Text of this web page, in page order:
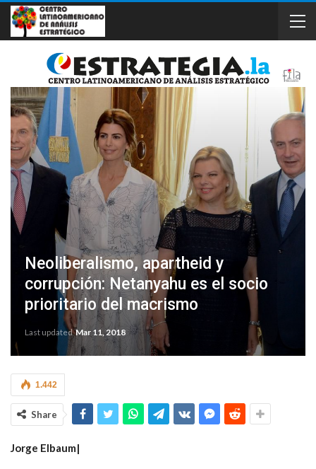
Neoliberalismo, apartheid y
corrupción: Netanyahu es el socio
prioritario del macrismo
Last updatedMar 11, 2018
1.442
Share
Jorge Elbaum|